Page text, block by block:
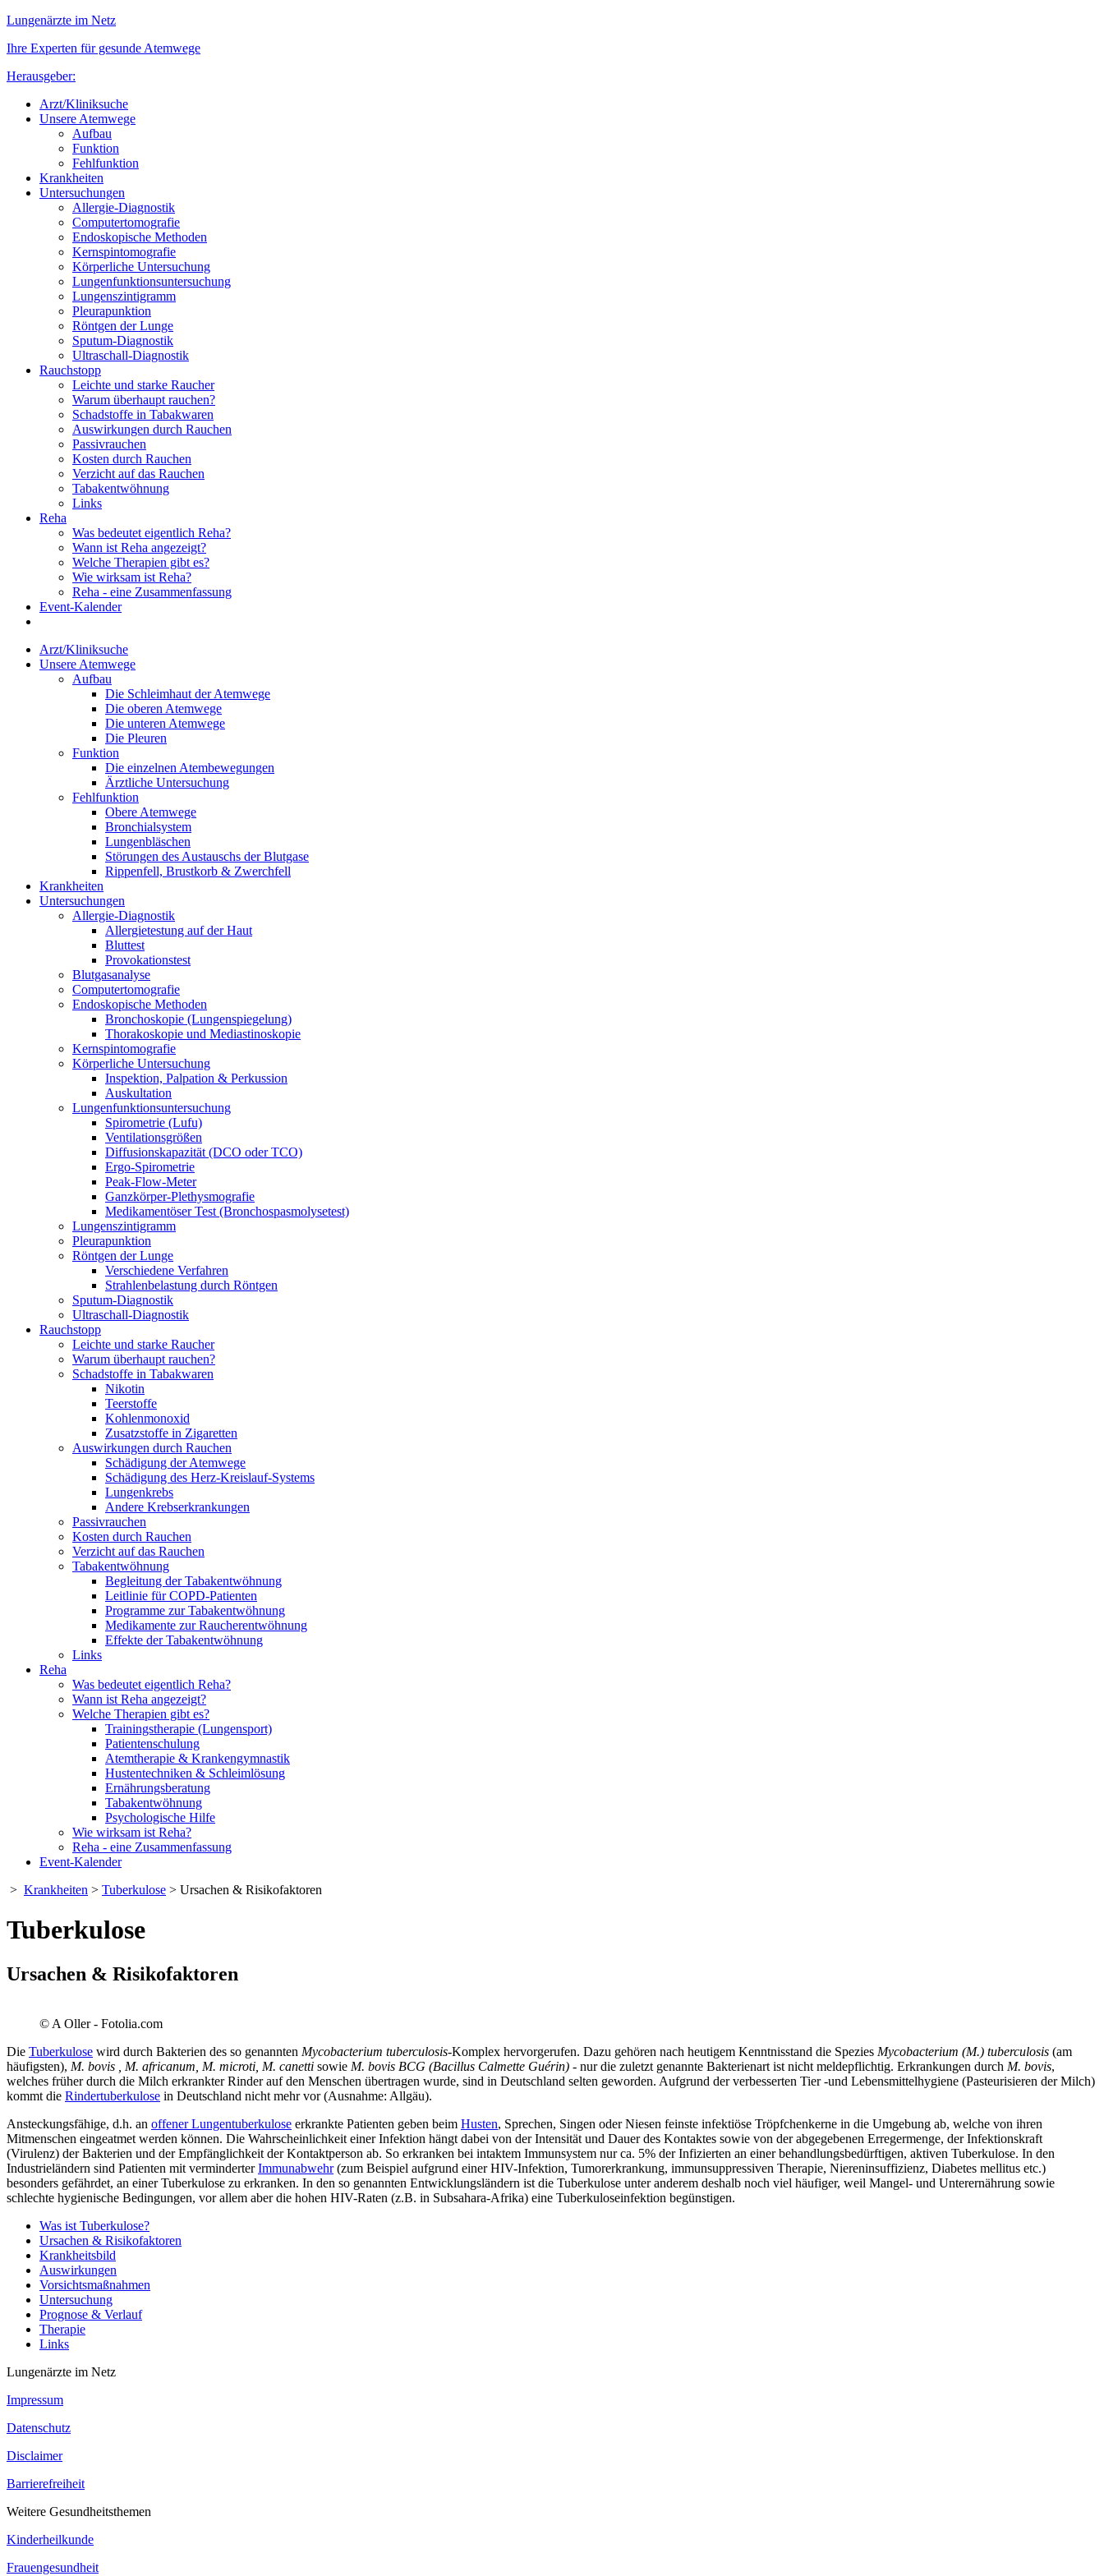
Lungenärzte im Netz
Ihre Experten für gesunde Atemwege
Herausgeber:
Arzt/Kliniksuche
Unsere Atemwege
Aufbau
Funktion
Fehlfunktion
Krankheiten
Untersuchungen
Allergie-Diagnostik
Computertomografie
Endoskopische Methoden
Kernspintomografie
Körperliche Untersuchung
Lungenfunktionsuntersuchung
Lungenszintigramm
Pleurapunktion
Röntgen der Lunge
Sputum-Diagnostik
Ultraschall-Diagnostik
Rauchstopp
Leichte und starke Raucher
Warum überhaupt rauchen?
Schadstoffe in Tabakwaren
Auswirkungen durch Rauchen
Passivrauchen
Kosten durch Rauchen
Verzicht auf das Rauchen
Tabakentwöhnung
Links
Reha
Was bedeutet eigentlich Reha?
Wann ist Reha angezeigt?
Welche Therapien gibt es?
Wie wirksam ist Reha?
Reha - eine Zusammenfassung
Event-Kalender
Arzt/Kliniksuche
Unsere Atemwege
Aufbau
Die Schleimhaut der Atemwege
Die oberen Atemwege
Die unteren Atemwege
Die Pleuren
Funktion
Die einzelnen Atembewegungen
Ärztliche Untersuchung
Fehlfunktion
Obere Atemwege
Bronchialsystem
Lungenbläschen
Störungen des Austauschs der Blutgase
Rippenfell, Brustkorb & Zwerchfell
Krankheiten
Untersuchungen
Allergie-Diagnostik
Allergietestung auf der Haut
Bluttest
Provokationstest
Blutgasanalyse
Computertomografie
Endoskopische Methoden
Bronchoskopie (Lungenspiegelung)
Thorakoskopie und Mediastinoskopie
Kernspintomografie
Körperliche Untersuchung
Inspektion, Palpation & Perkussion
Auskultation
Lungenfunktionsuntersuchung
Spirometrie (Lufu)
Ventilationsgrößen
Diffusionskapazität (DCO oder TCO)
Ergo-Spirometrie
Peak-Flow-Meter
Ganzkörper-Plethysmografie
Medikamentöser Test (Bronchospasmolysetest)
Lungenszintigramm
Pleurapunktion
Röntgen der Lunge
Verschiedene Verfahren
Strahlenbelastung durch Röntgen
Sputum-Diagnostik
Ultraschall-Diagnostik
Rauchstopp
Leichte und starke Raucher
Warum überhaupt rauchen?
Schadstoffe in Tabakwaren
Nikotin
Teerstoffe
Kohlenmonoxid
Zusatzstoffe in Zigaretten
Auswirkungen durch Rauchen
Schädigung der Atemwege
Schädigung des Herz-Kreislauf-Systems
Lungenkrebs
Andere Krebserkrankungen
Passivrauchen
Kosten durch Rauchen
Verzicht auf das Rauchen
Tabakentwöhnung
Begleitung der Tabakentwöhnung
Leitlinie für COPD-Patienten
Programme zur Tabakentwöhnung
Medikamente zur Raucherentwöhnung
Effekte der Tabakentwöhnung
Links
Reha
Was bedeutet eigentlich Reha?
Wann ist Reha angezeigt?
Welche Therapien gibt es?
Trainingstherapie (Lungensport)
Patientenschulung
Atemtherapie & Krankengymnastik
Hustentechniken & Schleimlösung
Ernährungsberatung
Tabakentwöhnung
Psychologische Hilfe
Wie wirksam ist Reha?
Reha - eine Zusammenfassung
Event-Kalender
> Krankheiten > Tuberkulose > Ursachen & Risikofaktoren
Tuberkulose
Ursachen & Risikofaktoren
© A Oller - Fotolia.com
Die Tuberkulose wird durch Bakterien des so genannten Mycobacterium tuberculosis-Komplex hervorgerufen. Dazu gehören nach heutigem Kenntnisstand die Spezies Mycobacterium (M.) tuberculosis (am
häufigsten), M. bovis , M. africanum, M. microti, M. canetti sowie M. bovis BCG (Bacillus Calmette Guérin) - nur die zuletzt genannte Bakterienart ist nicht meldepflichtig. Erkrankungen durch M. bovis,
welches früher durch die Milch erkrankter Rinder auf den Menschen übertragen wurde, sind in Deutschland selten geworden. Aufgrund der verbesserten Tier -und Lebensmittelhygiene (Pasteurisieren der Milch)
kommt die Rindertuberkulose in Deutschland nicht mehr vor (Ausnahme: Allgäu).
Ansteckungsfähige, d.h. an offener Lungentuberkulose erkrankte Patienten geben beim Husten, Sprechen, Singen oder Niesen feinste infektiöse Tröpfchenkerne in die Umgebung ab, welche von ihren
Mitmenschen eingeatmet werden können. Die Wahrscheinlichkeit einer Infektion hängt dabei von der Intensität und Dauer des Kontaktes sowie von der abgegebenen Erregermenge, der Infektionskraft
(Virulenz) der Bakterien und der Empfänglichkeit der Kontaktperson ab. So erkranken bei intaktem Immunsystem nur ca. 5% der Infizierten an einer behandlungsbedürftigen, aktiven Tuberkulose. In den
Industrieländern sind Patienten mit verminderterImmunabwehr(zum Beispiel aufgrund einer HIV-Infektion, Tumorerkrankung, immunsuppressiven Therapie, Niereninsuffizienz, Diabetes mellitus etc.)
besonders gefährdet, an einer Tuberkulose zu erkranken. In den so genannten Entwicklungsländern ist die Tuberkulose unter anderem deshalb noch viel häufiger, weil Mangel- und Unterernährung sowie
schlechte hygienische Bedingungen, vor allem aber die hohen HIV-Raten (z.B. in Subsahara-Afrika) eine Tuberkuloseinfektion begünstigen.
Was ist Tuberkulose?
Ursachen & Risikofaktoren
Krankheitsbild
Auswirkungen
Vorsichtsmaßnahmen
Untersuchung
Prognose & Verlauf
Therapie
Links
Lungenärzte im Netz
Impressum
Datenschutz
Disclaimer
Barrierefreiheit
Weitere Gesundheitsthemen
Kinderheilkunde
Frauengesundheit